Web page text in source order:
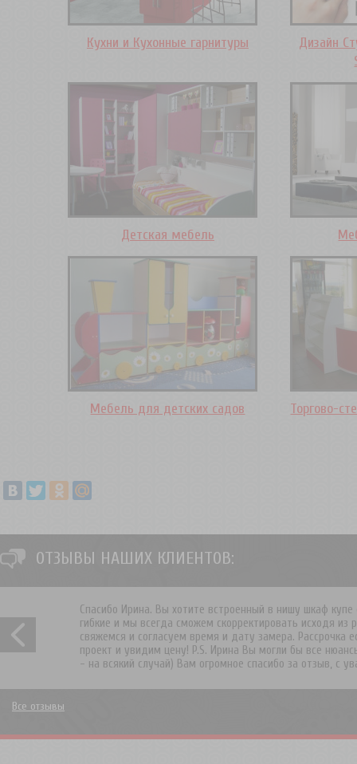
Кухни и Кухонные гарнитуры
Дизайн
Детская мебель
Мебель для детских садов Торгово-
ОТЗЫВЫ НАШИХ КЛИЕНТОВ:
Спасибо Ирина. Вы хотите встроенный в нишу шкаф
гибкие и мы всегда сможем скорректировать исходя
свяжемся и согласуем время и дату замера.
проект и увидим цену! P.S. Ирина Вы могли бы все
- на всякий случай) Вам огромное спасибо за отзыв, с
Все отзывы